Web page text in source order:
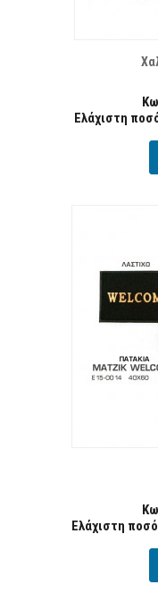
Ελάχιστη
Ελάχιστη